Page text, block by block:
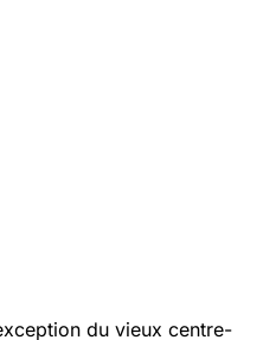
du vieux centre-